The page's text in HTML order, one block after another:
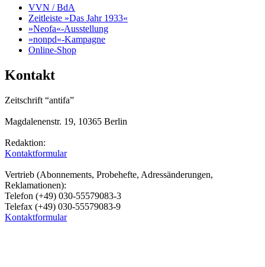
VVN / BdA
Zeitleiste »Das Jahr 1933«
»Neofa«-Ausstellung
»nonpd«-Kampagne
Online-Shop
Kontakt
Zeitschrift “antifa”
Magdalenenstr. 19, 10365 Berlin
Redaktion:
Kontaktformular
Vertrieb (Abonnements, Probehefte, Adressänderungen,
Reklamationen):
Telefon (+49) 030-55579083-3
Telefax (+49) 030-55579083-9
Kontaktformular